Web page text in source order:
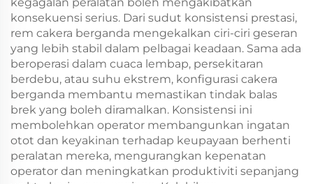
konsekuensi serius. Dari sudut konsistensi prestasi,
rem cakera berganda mengekalkan ciri-ciri geseran
yang lebih stabil dalam pelbagai keadaan. Sama ada
beroperasi dalam cuaca lembap, persekitaran
berdebu, atau suhu ekstrem, konfigurasi cakera
berganda membantu memastikan tindak balas
brek yang boleh diramalkan. Konsistensi ini
membolehkan operator membangunkan ingatan
otot dan keyakinan terhadap keupayaan berhenti
peralatan mereka, mengurangkan kepenatan
operator dan meningkatkan produktiviti sepanjang